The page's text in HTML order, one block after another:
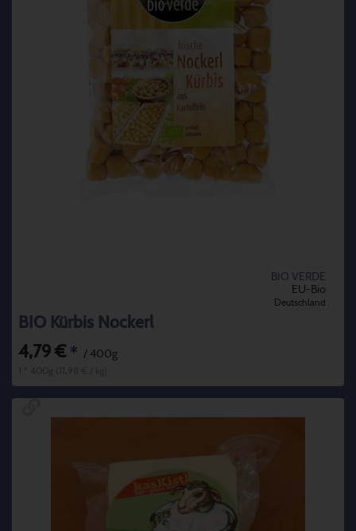
BIO VERDE
EU-Bio
Deutschland
BIO Kürbis Nockerl
4,79 € * / 400g